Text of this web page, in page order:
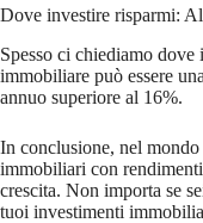
Dove investire risparmi:
Spesso ci chiediamo
immobiliare può essere
annuo superiore al 16%.
In conclusione, nel
immobiliari con
crescita. Non importa se
tuoi investimenti